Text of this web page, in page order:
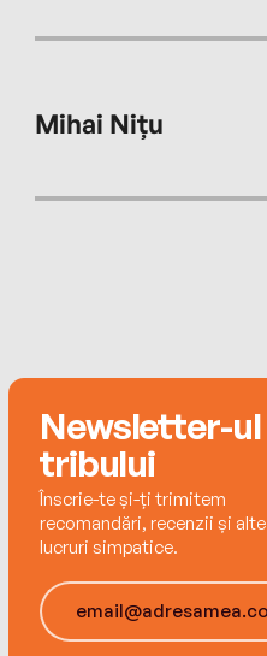
Mihai Nițu
Newsletter-ul
tribului
Înscrie-te și-ți trimitem
recomandări, recenzii și alte
lucruri simpatice.